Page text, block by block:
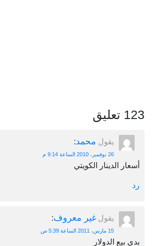
123 تعليق
يقول محمد:
26 نوفمبر، 2010 الساعة 9:14 م
أسعار الدينار الكويتي
رد
يقول غير معروف:
15 مارس، 2011 الساعة 5:39 ص
بدي بيع الدولار